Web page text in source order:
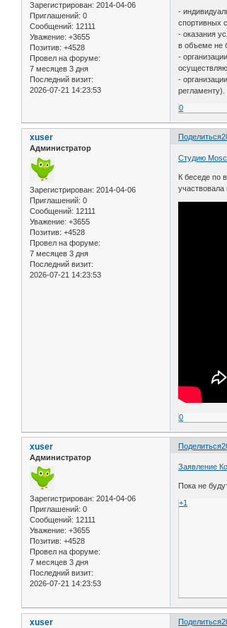
Зарегистрирован: 2014-04-06
Приглашений: 0
Сообщений: 12111
Уважение: +3655
Позитив: +4528
Провел на форуме:
7 месяцев 3 дня
Последний визит:
2026-07-21 14:23:53
-
спортивных
- оказания
в объеме не
-
-
регламенту).
0
Поделиться
xuser
Администратор
Зарегистрирован: 2014-04-06
Приглашений: 0
Сообщений: 12111
Уважение: +3655
Позитив: +4528
Провел на форуме:
7 месяцев 3 дня
Последний визит:
2026-07-21 14:23:53
Студию
К беседе по
участвовала
0
Поделиться
xuser
Администратор
Зарегистрирован: 2014-04-06
Приглашений: 0
Сообщений: 12111
Уважение: +3655
Позитив: +4528
Провел на форуме:
7 месяцев 3 дня
Последний визит:
2026-07-21 14:23:53
Заявление
Пока не
+1
Поделиться
xuser